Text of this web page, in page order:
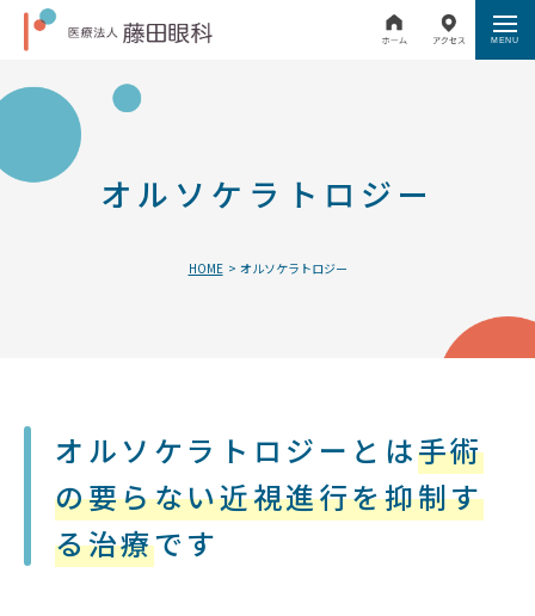
オルソケラトロジー
HOME オルソケラトロジー
オルソケラトロジーとは手術
の要らない近視進行を抑制す
る治療です